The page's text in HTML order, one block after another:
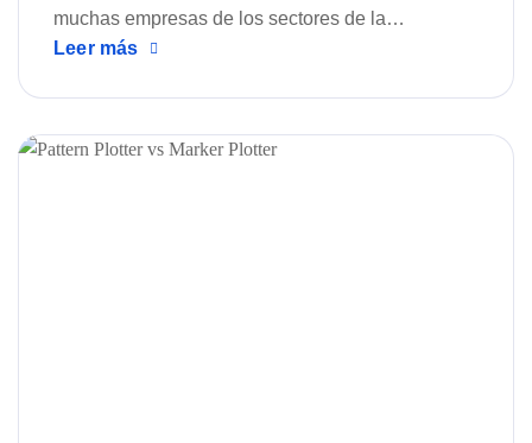
muchas empresas de los sectores de la
confección, el calzado, la tapicería y los textiles
uso del material, mejorar la precisión y aumentar
Leer más